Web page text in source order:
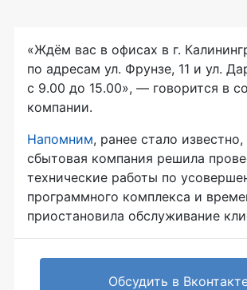
«Ждём вас в офисах в г.
по адресам ул. Фрунзе, 11 и ул.
с 9.00 до 15.00», — говорится в
компании.
Напомним, ранее стало известно,
сбытовая компания решила
технические работы по
программного комплекса и
приостановила обслуживание
Обсудить в